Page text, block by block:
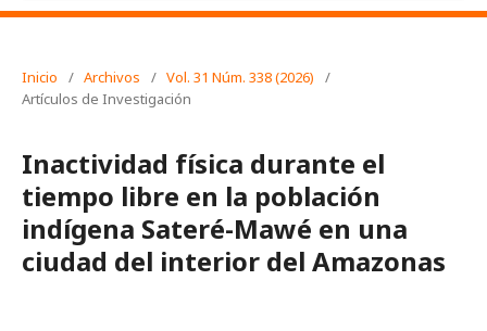
Inicio / Archivos / Vol. 31 Núm. 338 (2026)
/
Artículos de Investigación
Inactividad física durante el
tiempo libre en la población
indígena Sateré-Mawé en una
ciudad del interior del Amazonas